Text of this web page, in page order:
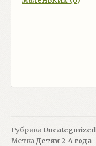
РубрикаUncategorized
МеткаДетям 2-4 года